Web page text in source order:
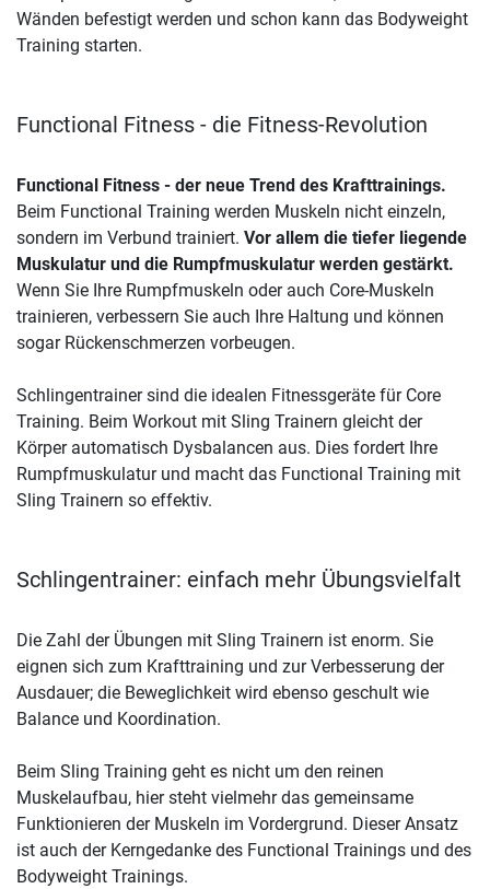
Wänden befestigt werden und schon kann das Bodyweight
Training starten.
Functional Fitness - die Fitness-Revolution
Functional Fitness - der neue Trend des Krafttrainings.
Beim Functional Training werden Muskeln nicht einzeln,
sondern im Verbund trainiert. Vor allem die tiefer liegende
Muskulatur und die Rumpfmuskulatur werden gestärkt.
Wenn Sie Ihre Rumpfmuskeln oder auch Core-Muskeln
trainieren, verbessern Sie auch Ihre Haltung und können
sogar Rückenschmerzen vorbeugen.
Schlingentrainer sind die idealen Fitnessgeräte für Core
Training. Beim Workout mit Sling Trainern gleicht der
Körper automatisch Dysbalancen aus. Dies fordert Ihre
Rumpfmuskulatur und macht das Functional Training mit
Sling Trainern so effektiv.
Schlingentrainer: einfach mehr Übungsvielfalt
Die Zahl der Übungen mit Sling Trainern ist enorm. Sie
eignen sich zum Krafttraining und zur Verbesserung der
Ausdauer; die Beweglichkeit wird ebenso geschult wie
Balance und Koordination.
Beim Sling Training geht es nicht um den reinen
Muskelaufbau, hier steht vielmehr das gemeinsame
Funktionieren der Muskeln im Vordergrund. Dieser Ansatz
ist auch der Kerngedanke des Functional Trainings und des
Bodyweight Trainings.